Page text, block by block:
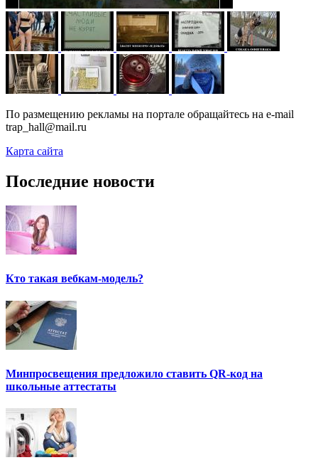
По размещению рекламы на портале обращайтесь на e-mail
trap_hall@mail.ru
Карта сайта
Последние новости
Кто такая вебкам-модель?
Минпросвещения предложило ставить QR-код на
школьные аттестаты